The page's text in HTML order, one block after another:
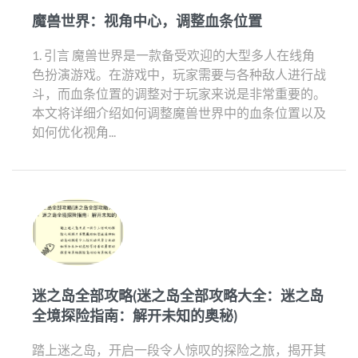
魔兽世界：视角中心，调整血条位置
1. 引言 魔兽世界是一款备受欢迎的大型多人在线角
色扮演游戏。在游戏中，玩家需要与各种敌人进行战
斗，而血条位置的调整对于玩家来说是非常重要的。
本文将详细介绍如何调整魔兽世界中的血条位置以及
如何优化视角...
迷之岛全部攻略(迷之岛全部攻略大全：迷之岛
全境探险指南：解开未知的奥秘)
踏上迷之岛，开启一段令人惊叹的探险之旅，揭开其